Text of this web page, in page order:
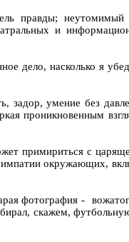
правды; неутомимый
и
дело, насколько я
умение без
проникновенным
примириться с
окружающих,
фотография -
скажем,